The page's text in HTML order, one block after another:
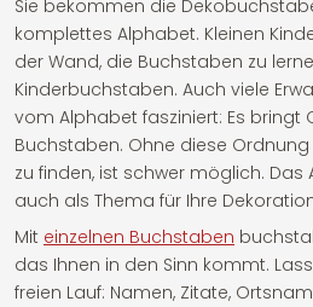
Sie bekommen die
komplettes Alphabet. Kleinen
der Wand, die Buchstaben zu
Kinderbuchstaben. Auch viele
vom Alphabet fasziniert: Es bringt
Buchstaben. Ohne diese
zu finden, ist schwer möglich.
auch als Thema für Ihre
Mit einzelnen Buchstaben
das Ihnen in den Sinn kommt.
freien Lauf: Namen, Zitate,